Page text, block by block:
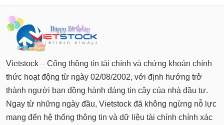
Vietstock – Cổng thông tin tài chính và chứng khoán chính
thức hoạt động từ ngày 02/08/2002, với định hướng trở
thành người bạn đồng hành đáng tin cậy của nhà đầu tư.
Ngay từ những ngày đầu, Vietstock đã không ngừng nỗ lực
mang đến hệ thống thông tin và dữ liệu tài chính chính xác
Lãnh
đạo
(-)
Tất cả Người nội bộ Người liên quan Cổ đông lớn
Tin
tức
(-)